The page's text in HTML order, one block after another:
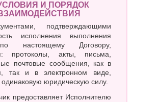
И ПОРЯДОК
исполнения выполнения
настоящему Договору,
протоколы, акты, письма,
почтовые сообщения, как в
так и в электронном виде,
юридическую силу.